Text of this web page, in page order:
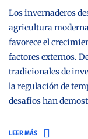
Los invernaderos
agricultura
favorece el
factores externos.
tradicionales de
la regulación de
desafíos han
LEER MÁS